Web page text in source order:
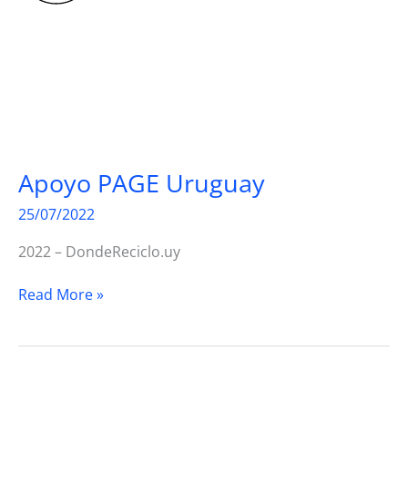
Apoyo PAGE Uruguay
25/07/2022
2022 – DondeReciclo.uy
Apoyo
Read More »